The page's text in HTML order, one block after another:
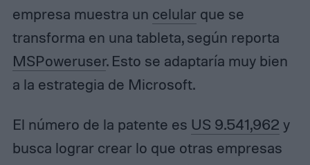
empresa muestra un celular que se
transforma en una tableta, según reporta
MSPoweruser. Esto se adaptaría muy bien
a la estrategia de Microsoft.
El número de la patente es US 9.541,962 y
busca lograr crear lo que otras empresas